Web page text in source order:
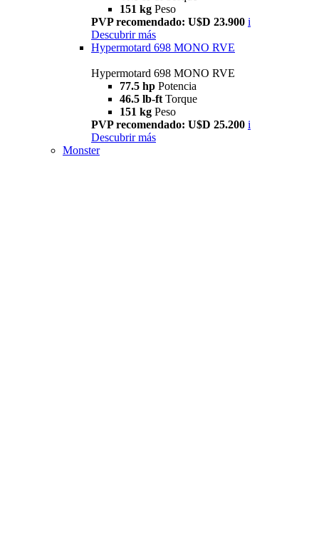
151 kg Peso
PVP recomendado: U$D 23.900 i
Descubrir más
Hypermotard 698 MONO RVE
Hypermotard 698 MONO RVE
77.5 hp Potencia
46.5 lb-ft Torque
151 kg Peso
PVP recomendado: U$D 25.200 i
Descubrir más
Monster